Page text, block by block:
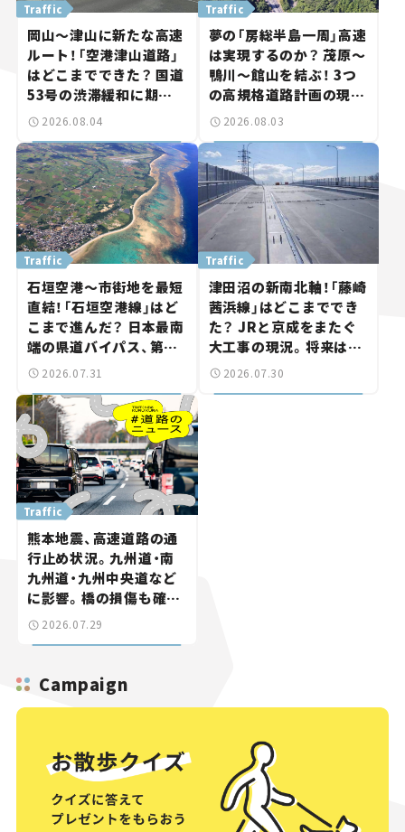
Traffic
岡山～津山に新たな高速
ルート！「空港津山道路」
はどこまでできた？ 国道
53号の渋滞緩和に期待。
岡山市側でも動きが【い
2026.08.04
Traffic
夢の「房総半島一周」高速
は実現するのか？ 茂原～
鴨川～館山を結ぶ！ 3つ
の高規格道路計画の現
状。「館山鴨川道路」で検
路計画】
2026.08.03
Traffic
石垣空港～市街地を最短
直結！「石垣空港線」はど
こまで進んだ？ 日本最南
端の県道バイパス、第2
工区も延伸開通 【いま気
2026.07.31
Traffic
津田沼の新南北軸！「藤崎
茜浜線」はどこまででき
た？ JRと京成をまたぐ
大工事の現況。将来は
「習志野～鎌ケ谷」を最短
2026.07.30
Traffic
熊本地震、高速道路の通
行止め状況。九州道・南
九州道・九州中央道など
に影響。橋の損傷も確認
【道路のニュース】
2026.07.29
Campaign